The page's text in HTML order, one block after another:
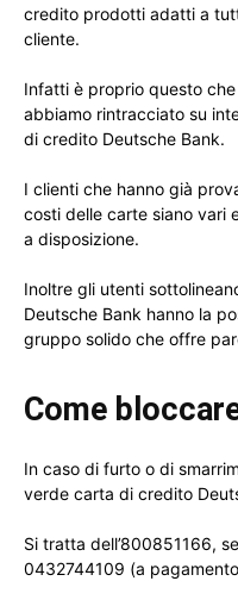
credito prodotti adatti a
cliente.
Infatti è proprio questo
abbiamo rintracciato su
di credito Deutsche Bank.
I clienti che hanno già
costi delle carte siano vari
a disposizione.
Inoltre gli utenti
Deutsche Bank hanno la
gruppo solido che offre
Come
In caso di furto o di
verde carta di credito
Si tratta dell’800851166,
0432744109 (a